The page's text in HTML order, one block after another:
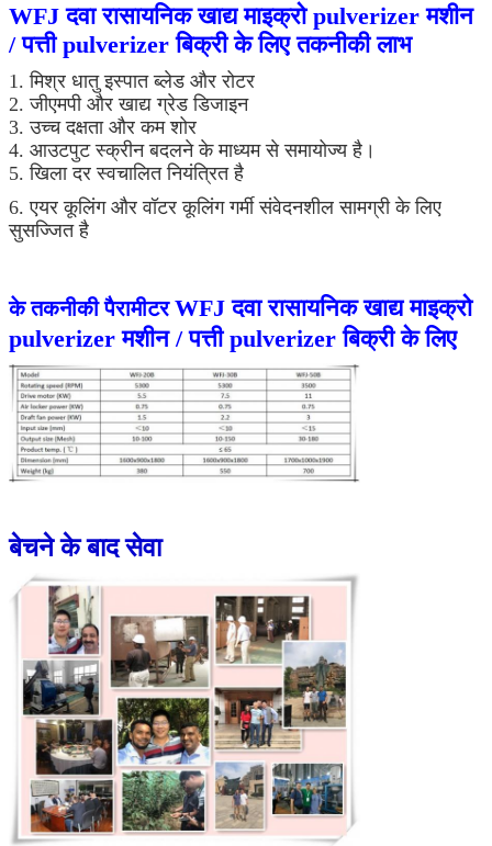
WFJ दवा रासायनिक खाद्य माइक्रो pulverizer मशीन
/ पत्ती pulverizer बिक्री के लिए तकनीकी लाभ
1. मिश्र धातु इस्पात ब्लेड और रोटर
2. जीएमपी और खाद्य ग्रेड डिजाइन
3. उच्च दक्षता और कम शोर
4. आउटपुट स्क्रीन बदलने के माध्यम से समायोज्य है।
5. खिला दर स्वचालित नियंत्रित है
6. एयर कूलिंग और वॉटर कूलिंग गर्मी संवेदनशील सामग्री के लिए
सुसज्जित है
के तकनीकी पैरामीटरWFJ दवा रासायनिक खाद्य माइक्रो
pulverizer मशीन / पत्ती pulverizer बिक्री के लिए
बेचने के बाद सेवा